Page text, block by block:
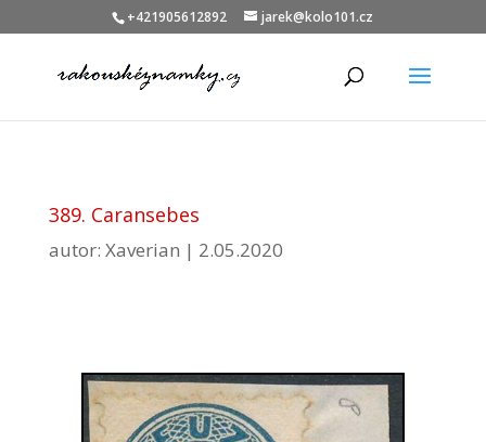
+421905612892 jarek@kolo101.cz
389. Caransebes
autor: Xaverian | 2.05.2020